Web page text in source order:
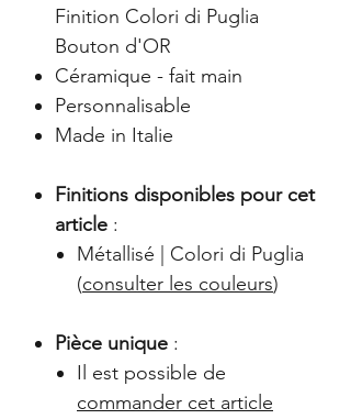
Finition Colori di Puglia
Bouton d'OR
Céramique - fait main
Personnalisable
Made in Italie
Finitions disponibles pour cet
article :
Métallisé | Colori di Puglia
(consulter les couleurs)
Pièce unique :
Il est possible de
commander cet article